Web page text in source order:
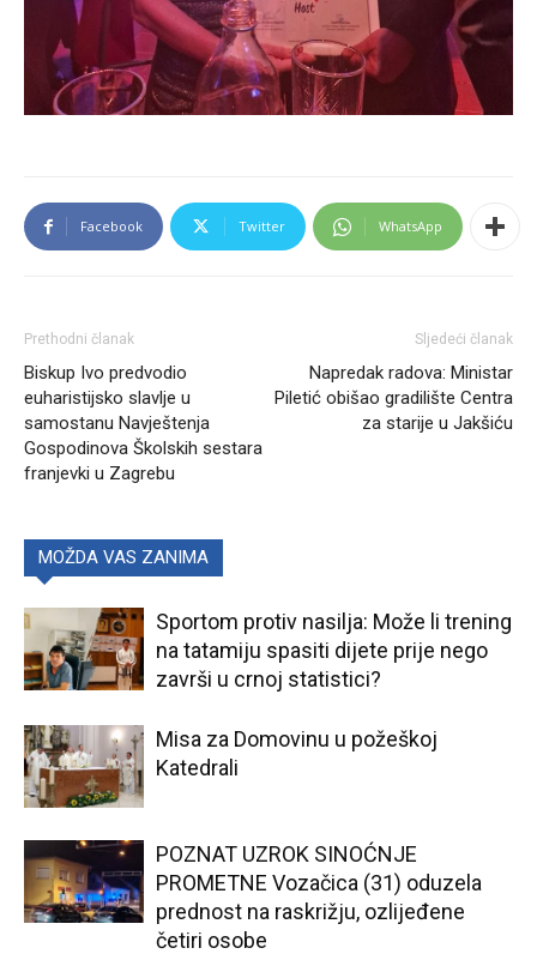
Facebook Twitter WhatsApp
Prethodni članak
Biskup Ivo predvodio
euharistijsko slavlje u
samostanu Navještenja
Gospodinova Školskih sestara
franjevki u Zagrebu
Sljedeći članak
Napredak radova: Ministar
Piletić obišao gradilište Centra
za starije u Jakšiću
MOŽDA VAS ZANIMA
Sportom protiv nasilja: Može li trening
na tatamiju spasiti dijete prije nego
završi u crnoj statistici?
Misa za Domovinu u požeškoj
Katedrali
POZNAT UZROK SINOĆNJE
PROMETNE Vozačica (31) oduzela
prednost na raskrižju, ozlijeđene
četiri osobe